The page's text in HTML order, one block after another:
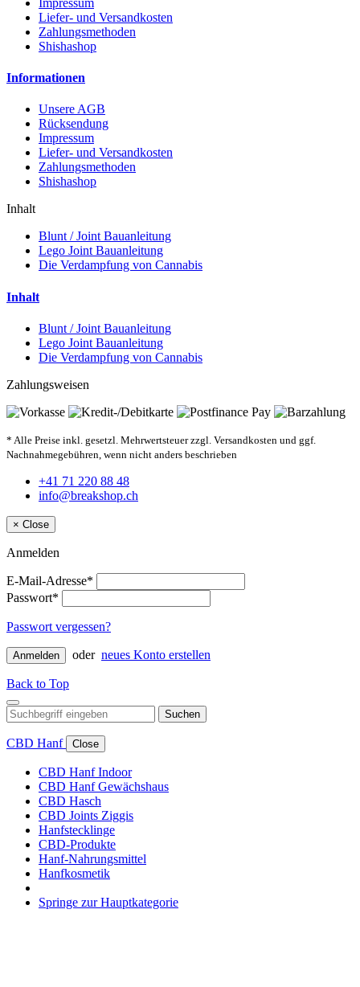
Liefer- und Versandkosten
Zahlungsmethoden
Shishashop
Informationen
Unsere AGB
Rücksendung
Impressum
Liefer- und Versandkosten
Zahlungsmethoden
Shishashop
Inhalt
Blunt / Joint Bauanleitung
Lego Joint Bauanleitung
Die Verdampfung von Cannabis
Inhalt
Blunt / Joint Bauanleitung
Lego Joint Bauanleitung
Die Verdampfung von Cannabis
Zahlungsweisen
* Alle Preise inkl. gesetzl. Mehrwertsteuer zzgl. Versandkosten und ggf.
Nachnahmegebühren, wenn nicht anders beschrieben
+41 71 220 88 48
info@breakshop.ch
× Close
Anmelden
E-Mail-Adresse*
Passwort*
Passwort vergessen?
Anmelden oder neues Konto erstellen
Back to Top
Suchen
CBD Hanf Close
CBD Hanf Indoor
CBD Hanf Gewächshaus
CBD Hasch
CBD Joints Ziggis
Hanfstecklinge
CBD-Produkte
Hanf-Nahrungsmittel
Hanfkosmetik
Springe zur Hauptkategorie